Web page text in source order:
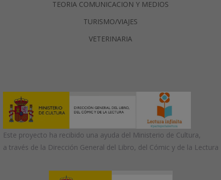
TEORIA COMUNICACION Y MEDIOS
TURISMO/VIAJES
VETERINARIA
Este proyecto ha recibido una ayuda del Ministerio de Cultura,
a través de la Dirección General del Libro, del Cómic y de la Lectura